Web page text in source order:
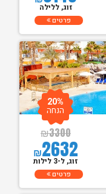
זוג, ללילה
פרטים
₪3300
₪2632
20%
הנחה
זוג, ל-3 לילות
פרטים